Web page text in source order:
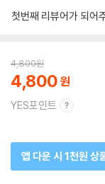
첫번째 리뷰어가 되어
4,800원
4,800
YES포인트
앱 다운 시 1천원 상